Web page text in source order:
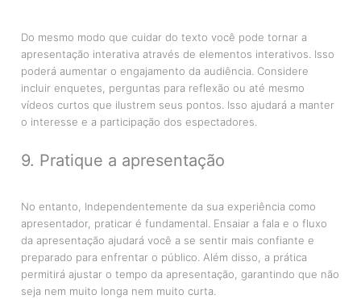
Do mesmo modo que cuidar do texto você pode tornar a
apresentação interativa através de elementos interativos. Isso
poderá aumentar o engajamento da audiência. Considere
incluir enquetes, perguntas para reflexão ou até mesmo
vídeos curtos que ilustrem seus pontos. Isso ajudará a manter
o interesse e a participação dos espectadores.
9. Pratique a apresentação
No entanto, Independentemente da sua experiência como
apresentador, praticar é fundamental. Ensaiar a fala e o fluxo
da apresentação ajudará você a se sentir mais confiante e
preparado para enfrentar o público. Além disso, a prática
permitirá ajustar o tempo da apresentação, garantindo que não
seja nem muito longa nem muito curta.